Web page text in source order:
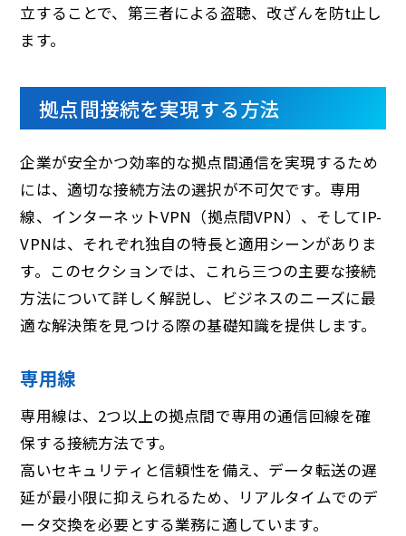
立することで、第三者による盗聴、改ざんを防t止し
ます。
拠点間接続を実現する方法
企業が安全かつ効率的な拠点間通信を実現するため
には、適切な接続方法の選択が不可欠です。専用
線、インターネットVPN（拠点間VPN）、そしてIP-
VPNは、それぞれ独自の特長と適用シーンがありま
す。このセクションでは、これら三つの主要な接続
方法について詳しく解説し、ビジネスのニーズに最
適な解決策を見つける際の基礎知識を提供します。
専用線
専用線は、2つ以上の拠点間で専用の通信回線を確
保する接続方法です。
高いセキュリティと信頼性を備え、データ転送の遅
延が最小限に抑えられるため、リアルタイムでのデ
ータ交換を必要とする業務に適しています。